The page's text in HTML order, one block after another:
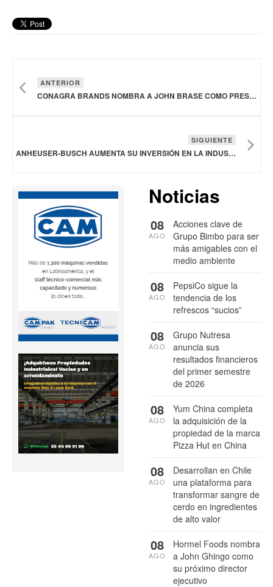
ANTERIOR
CONAGRA BRANDS NOMBRA A JOHN BRASE COMO PRESIDENTE Y DIRECTOR EJECUTIVO
SIGUIENTE
ANHEUSER-BUSCH AUMENTA SU INVERSIÓN EN LA INDUSTRIA MANUFACTURERA ESTADOUNIDENSE
Noticias
Acciones clave de
Grupo Bimbo para ser
más amigables con el
medio ambiente
08
AGO
PepsiCo sigue la
tendencia de los
refrescos “sucios”
08
AGO
Grupo Nutresa
anuncia sus
resultados financieros
del primer semestre
de 2026
08
AGO
Yum China completa
la adquisición de la
propiedad de la marca
Pizza Hut en China
08
AGO
Desarrollan en Chile
una plataforma para
transformar sangre de
cerdo en ingredientes
de alto valor
08
AGO
Hormel Foods nombra
a John Ghingo como
su próximo director
ejecutivo
08
AGO